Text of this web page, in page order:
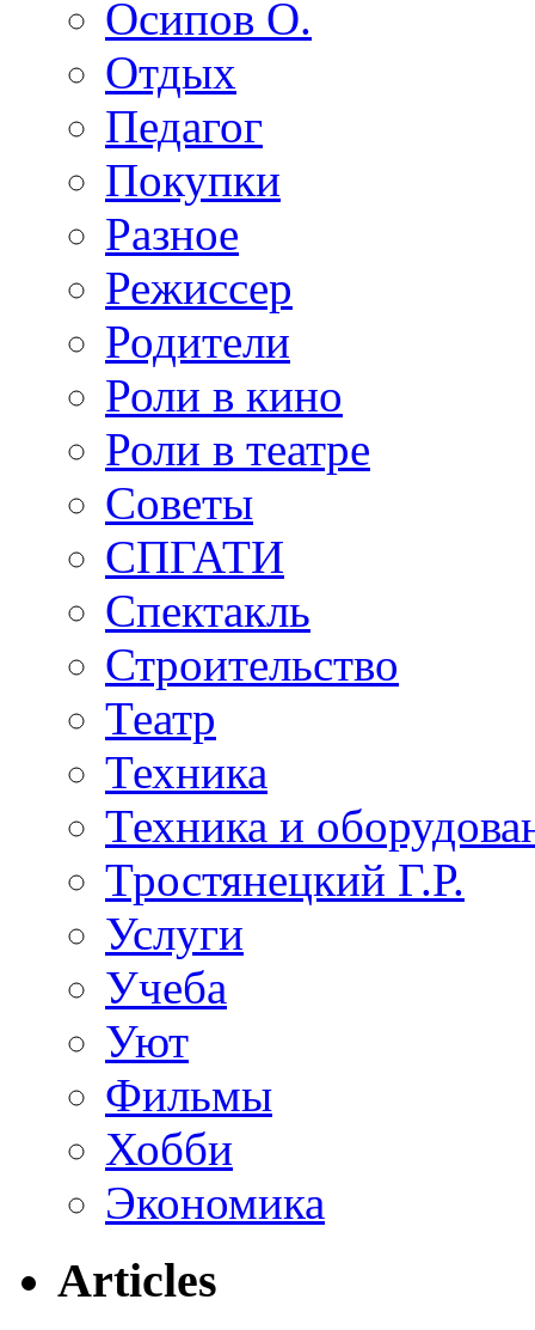
Осипов О.
Отдых
Педагог
Покупки
Разное
Режиссер
Родители
Роли в кино
Роли в театре
Советы
СПГАТИ
Спектакль
Строительство
Театр
Техника
Техника и
Тростянецкий Г.Р.
Услуги
Учеба
Уют
Фильмы
Хобби
Экономика
Articles